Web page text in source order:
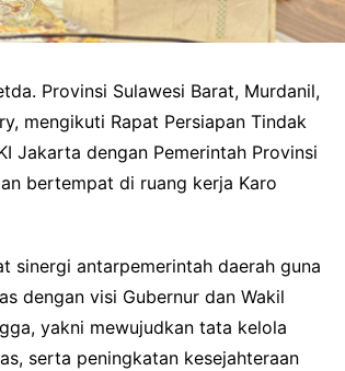
Provinsi Sulawesi Barat, Murdanil,
mengikuti Rapat Persiapan Tindak
Jakarta dengan Pemerintah Provinsi
bertempat di ruang kerja Karo
sinergi antarpemerintah daerah guna
dengan visi Gubernur dan Wakil
yakni mewujudkan tata kelola
serta peningkatan kesejahteraan